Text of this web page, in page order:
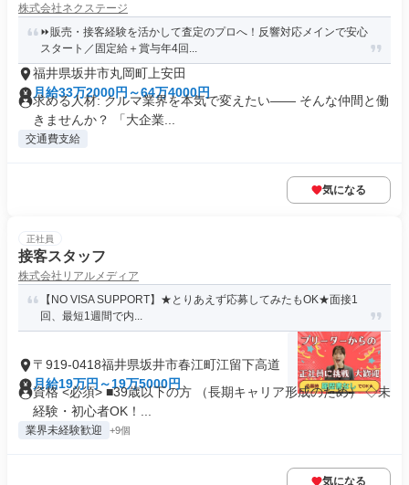
株式会社ネクステージ
⏩️販売・接客経験を活かして査定のプロへ！反響対応メインで安心
スタート／固定給＋賞与年4回...
福井県坂井市丸岡町上安田
月給33万2000円～64万4000円
求める人材: クルマ業界を本気で変えたい―― そんな仲間と働
きませんか？ 「大企業...
交通費支給
気になる
正社員
接客スタッフ
株式会社リアルメディア
【NO VISA SUPPORT】★とりあえず応募してみたもOK★面接1
回、最短1週間で内...
〒919-0418福井県坂井市春江町江留下高道
月給19万円～19万5000円
資格 <必須> ■39歳以下の方 （長期キャリア形成のため） ◇未
経験・初心者OK！...
業界未経験歓迎 +9個
気になる